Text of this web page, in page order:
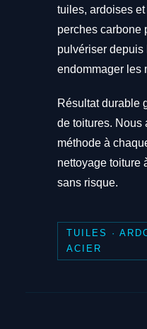
tuiles, ardoises
perches carbone
pulvériser depuis
endommager les
Résultat durable
de toitures. Nous
méthode à
nettoyage toiture
sans risque.
TUILES ·
ACIER